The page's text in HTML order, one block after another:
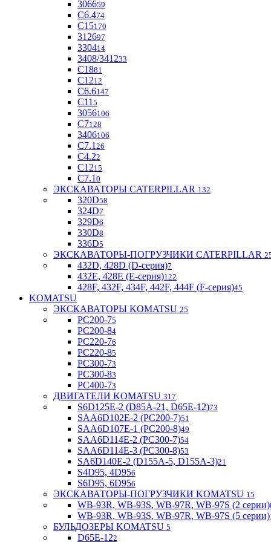
306659
С6.474
С15170
312697
330414
3408/341233
С1881
C1212
С6.6147
C11 5
3056106
С7128
3406106
C7.1 26
C4.22
С1215
С7.1 0
ЭКСКАВАТОРЫ CATERPILLAR 132
320D58
324D7
329D6
330D8
336D5
ЭКСКАВАТОРЫ-ПОГРУЗЧИКИ CATERPILLAR
432D, 428D (D-серия)7
432E, 428E (E-серия)122
428F, 432F, 434F, 442F, 444F (F-серия)45
KOMATSU
ЭКСКАВАТОРЫ KOMATSU 25
PC200-75
PC200-84
PC220-76
PC220-85
PC300-73
PC300-83
PC400-73
ДВИГАТЕЛИ KOMATSU 317
S6D125E-2 (D85A-21, D65E-12)73
SAA6D102E-2 (PC200-7)51
SAA6D107E-1 (PC200-8)49
SAA6D114E-2 (PC300-7)54
SAA6D114E-3 (PC300-8)53
SA6D140E-2 (D155A-5, D155A-3)21
S4D95, 4D956
S6D95, 6D956
ЭКСКАВАТОРЫ-ПОГРУЗЧИКИ KOMATSU 15
WB-93R, WB-93S, WB-97R, WB-97S (2 серии)
WB-93R, WB-93S, WB-97R, WB-97S (5 серии)
БУЛЬДОЗЕРЫ KOMATSU 5
D65E-122